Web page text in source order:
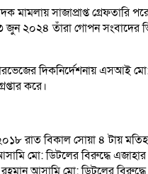
সাজাপ্রাপ্ত গ্রেফতারি
২০২৪ তাঁরা গোপন সংবাদের
দিকনির্দেশনায়
করে।
রাত বিকাল সোয়া ৪ টায়
মো: ডিটলের বিরুদ্ধে এজাহার